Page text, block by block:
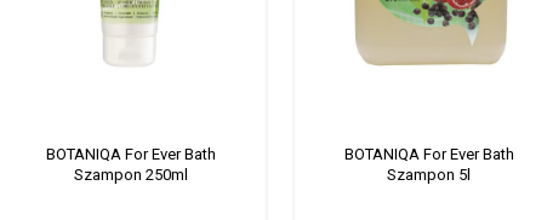
BOTANIQA For Ever Bath
Szampon 250ml
BOTANIQA For Ever Bath
Szampon 5l